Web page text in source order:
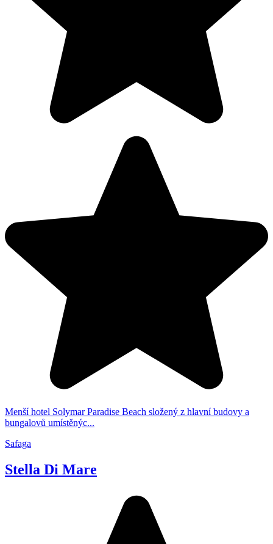
Menší hotel Solymar Paradise Beach složený z hlavní budovy a
bungalovů umístěnýc...
Safaga
Stella Di Mare